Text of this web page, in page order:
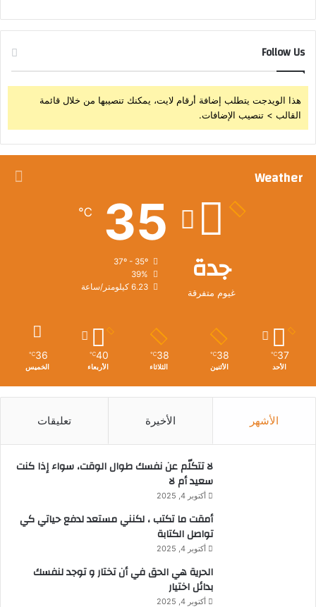
Follow Us
هذا الويدجت يتطلب إضافة أرقام لايت، يمكنك تنصيبها من خلال قائمة
القالب > تنصيب الإضافات.
Weather
جدة
غيوم متفرقة
35
℃
39%
6.23 كيلومتر/ساعة
37
℃
الأحد
38
℃
الأثنين
38
℃
الثلاثاء
40
℃
الأربعاء
36
℃
الخميس
الأشهر الأخيرة تعليقات
لا تتكلّم عن نفسك طوال الوقت، سواء إذا كنت
سعيد أم لا
أكتوبر 4, 2025
أمقت ما تكتب ، لكنني مستعد لدفع حياتي كي
تواصل الكتابة
أكتوبر 4, 2025
الحرية هي الحق في أن تختار و توجد لنفسك
بدائل اختيار
أكتوبر 4, 2025